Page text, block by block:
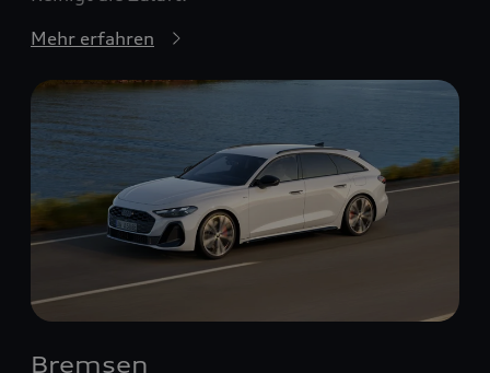
Mehr erfahren
Bremsen